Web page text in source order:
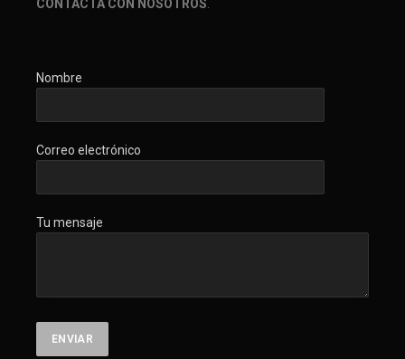
CONTACTA CON NOSOTROS
Nombre
Correo electrónico
Tu mensaje